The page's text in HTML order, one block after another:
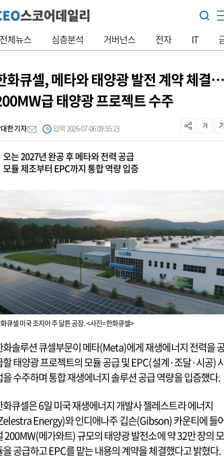
전체뉴스 심층분석 거버넌스 전자 IT
화큐셀, 메타와 태양광 발전 계약 체결…
급 태양광 프로젝트 수주
한 기자 입력 2026-07-06 09:55:23
오는 2027년 완공 후 메타와 전력 공급
모듈 제조부터 EPC까지 통합 역량 입증
큐셀 미국 조지아 주 달튼 공장. <사진=한화큐셀>
화솔루션 큐셀부문이 메타(Meta)에게 재생에너지 전력을
할 태양광 프로젝트의 모듈 공급 및 EPC(설계·조달·시공)
을 수주하며 통합 재생에너지 솔루션 공급 역량을 입증했다.
화큐셀은 6일 미국 재생에너지 개발사 젤레스트라 에너지
Energy)와 인디애나주 깁슨(Gibson) 카운티에 들
200MW(메가와트) 규모의 태양광 발전소에 약 32만 장의 모
을 공급하고 EPC를 맡는 내용의 계약을 체결했다고 밝혔다.